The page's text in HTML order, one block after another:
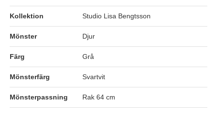
Kollektion Studio Lisa Bengtsson
Mönster Djur
Färg Grå
Mönsterfärg Svartvit
Mönsterpassning Rak 64 cm